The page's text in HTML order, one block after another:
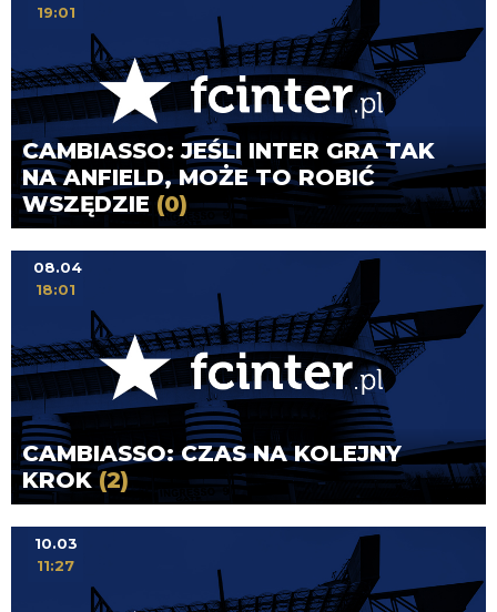
CAMBIASSO: JEŚLI INTER GRA TAK
NA ANFIELD, MOŻE TO ROBIĆ
WSZĘDZIE (0)
19:01
CAMBIASSO: CZAS NA KOLEJNY
KROK(2)
08.04
18:01
10.03
11:27